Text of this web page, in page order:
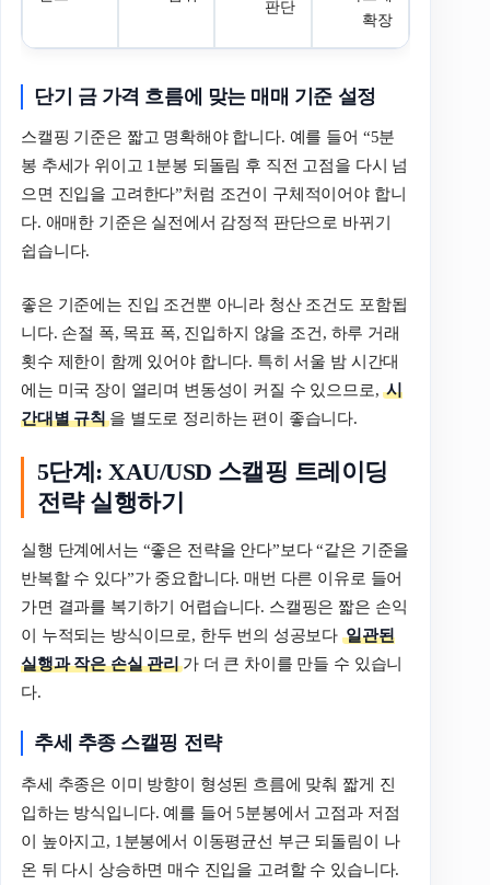
판단
확장
단기 금 가격 흐름에 맞는 매매 기준 설정
스캘핑 기준은 짧고 명확해야 합니다. 예를 들어 “5분
봉 추세가 위이고 1분봉 되돌림 후 직전 고점을 다시 넘
으면 진입을 고려한다”처럼 조건이 구체적이어야 합니
다. 애매한 기준은 실전에서 감정적 판단으로 바뀌기
쉽습니다.
좋은 기준에는 진입 조건뿐 아니라 청산 조건도 포함됩
니다. 손절 폭, 목표 폭, 진입하지 않을 조건, 하루 거래
횟수 제한이 함께 있어야 합니다. 특히 서울 밤 시간대
에는 미국 장이 열리며 변동성이 커질 수 있으므로,시
간대별 규칙 을 별도로 정리하는 편이 좋습니다.
5단계: XAU/USD 스캘핑 트레이딩
전략 실행하기
실행 단계에서는 “좋은 전략을 안다”보다 “같은 기준을
반복할 수 있다”가 중요합니다. 매번 다른 이유로 들어
가면 결과를 복기하기 어렵습니다. 스캘핑은 짧은 손익
이 누적되는 방식이므로, 한두 번의 성공보다 일관된
실행과 작은 손실 관리 가 더 큰 차이를 만들 수 있습니
다.
추세 추종 스캘핑 전략
추세 추종은 이미 방향이 형성된 흐름에 맞춰 짧게 진
입하는 방식입니다. 예를 들어 5분봉에서 고점과 저점
이 높아지고, 1분봉에서 이동평균선 부근 되돌림이 나
온 뒤 다시 상승하면 매수 진입을 고려할 수 있습니다.